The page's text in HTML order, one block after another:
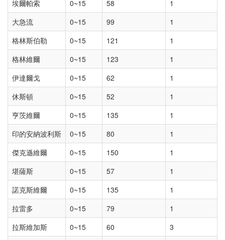
埃爾帕索
0~15 58
1
大急流
0~15 99
1
格林斯伯勒
0~15 121
1
格林維爾
0~15 123
1
伊達爾戈
0~15 62
1
休斯頓
0~15 52
1
亨茨維爾
0~15 135
1
印的安納波利斯
0~15 80
1
傑克遜維爾
0~15 150
1
堪薩斯
0~15 57
1
諾克斯維爾
0~15 135
1
拉雷多
0~15 79
1
拉斯維加斯
0~15 60
3